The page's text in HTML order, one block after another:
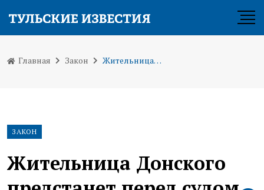
Главная Закон Жительница Донского предстанет перед судом за 390 закладок с наркотиками
ЗАКОН
Жительница Донского